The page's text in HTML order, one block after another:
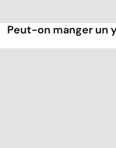
Peut-on manger un